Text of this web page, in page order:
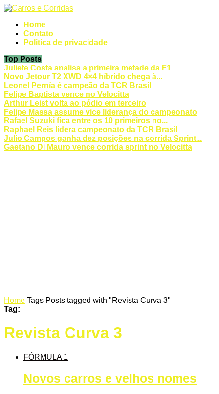
Home
Contato
Politica de privacidade
Top Posts
Juliete Costa analisa a primeira metade da F1...
Novo Jetour T2 XWD 4×4 híbrido chega à...
Leonel Pernía é campeão da TCR Brasil
Felipe Baptista vence no Velocitta
Arthur Leist volta ao pódio em terceiro
Felipe Massa assume vice liderança do campeonato
Rafael Suzuki fica entre os 10 primeiros no...
Raphael Reis lidera campeonato da TCR Brasil
Julio Campos ganha dez posições na corrida Sprint...
Gaetano Di Mauro vence corrida sprint no Velocitta
Home Tags Posts tagged with "Revista Curva 3"
Tag:
Revista Curva 3
FÓRMULA 1
Novos carros e velhos nomes